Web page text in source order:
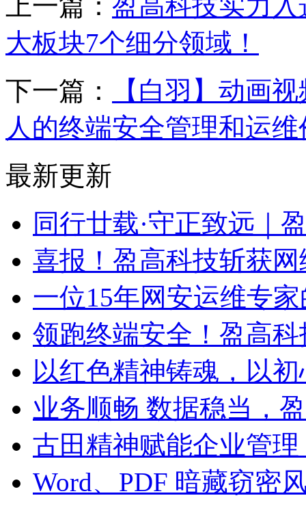
大板块7个细分领域！
下一篇：
【白羽】动画
人的终端安全管理和运维
最新更新
同行廿载·守正致远｜
喜报！盈高科技斩获
一位15年网安运维专
领跑终端安全！盈高
以红色精神铸魂，以
业务顺畅 数据稳当，
古田精神赋能企业管
Word、PDF 暗藏窃密